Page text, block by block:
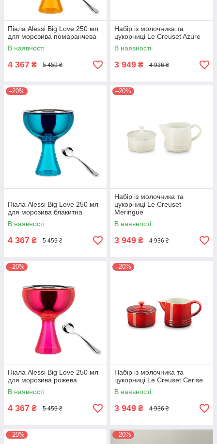
Піала Alessi Big Love 250 мл
для морозива помаранчева
В наявності
4 367 ₴ 5 459 ₴
Набір із молочника та
цукорниці Le Creuset Azure
В наявності
3 949 ₴ 4 936 ₴
–20%
Піала Alessi Big Love 250 мл
для морозива блакитна
В наявності
4 367 ₴ 5 459 ₴
–20%
Набір із молочника та
цукорниці Le Creuset
Meringue
В наявності
3 949 ₴ 4 936 ₴
–20%
Піала Alessi Big Love 250 мл
для морозива рожева
В наявності
4 367 ₴ 5 459 ₴
–20%
Набір із молочника та
цукорниці Le Creuset Cerise
В наявності
3 949 ₴ 4 936 ₴
–20% –20%